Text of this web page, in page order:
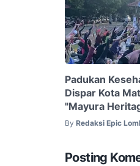
Padukan
Dispar Kota
"Mayura
By Redaksi Epic
Posting